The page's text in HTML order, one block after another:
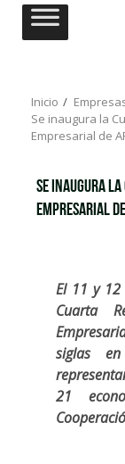
Saltar
Inicio
Se inaugura la
Empresarial de
Se inaugura
Empresarial de
El 11 y
Cuarta
siglas
21